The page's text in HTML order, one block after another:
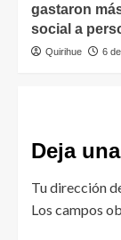
gastaron
social a
Quirihue 6
Deja
Tu dirección
Los campos